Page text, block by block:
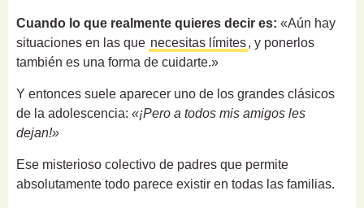
Cuando lo que realmente quieres decir es: «Aún hay
situaciones en las que necesitas límites, y ponerlos
también es una forma de cuidarte.»
Y entonces suele aparecer uno de los grandes clásicos
de la adolescencia: «¡Pero a todos mis amigos les
dejan!»
Ese misterioso colectivo de padres que permite
absolutamente todo parece existir en todas las familias.